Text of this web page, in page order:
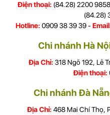
Điện thoại: (84.28) 2200
(84.28)
Hotline: 0909 38 39 39 -
Chi nhánh Hà
Địa Chỉ: 318 Ngõ 192, Lê
Điện thoại:
Chi nhánh Đà
Địa Chỉ: 468 Mai Chí Thọ,